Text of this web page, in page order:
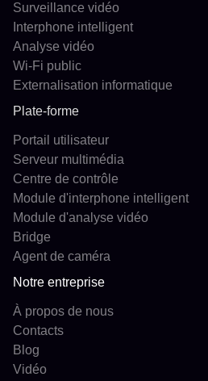
Surveillance vidéo
Interphone intelligent
Analyse vidéo
Wi-Fi public
Externalisation informatique
Plate-forme
Portail utilisateur
Serveur multimédia
Centre de contrôle
Module d'interphone intelligent
Module d'analyse vidéo
Bridge
Agent de caméra
Notre entreprise
À propos de nous
Contacts
Blog
Vidéo